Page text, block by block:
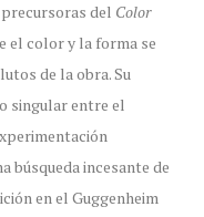
del Color
el color y la forma se
de la obra. Su
singular entre el
búsqueda incesante de
en el Guggenheim